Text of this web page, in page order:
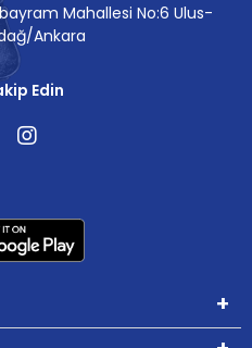
Mahallesi No:6 Ulus-
Ankara
Edin